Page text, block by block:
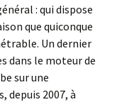
: qui dispose
que quiconque
Un dernier
dans le moteur de
sur une
depuis 2007, à